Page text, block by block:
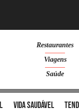
Restaurantes
Viagens
Saúde
vida saudável